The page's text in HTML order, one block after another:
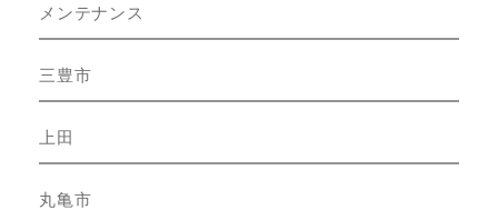
メンテナンス
三豊市
上田
丸亀市